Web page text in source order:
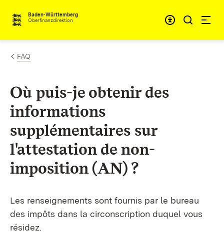
Passer au contenu
Baden-Württemberg
Oberfinanzdirektion
FAQ
Où puis-je obtenir des
informations
supplémentaires sur
l'attestation de non-
imposition (AN) ?
Les renseignements sont fournis par le bureau
des impôts dans la circonscription duquel vous
résidez.